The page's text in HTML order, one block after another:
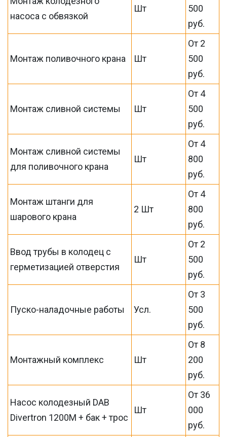
насоса с обвязкой
Шт
500
руб.
Монтаж поливочного крана Шт
От 2
500
руб.
Монтаж сливной системы Шт
От 4
500
руб.
Монтаж сливной системы
для поливочного крана
Шт
От 4
800
руб.
Монтаж штанги для
шарового крана
2 Шт
От 4
800
руб.
Ввод трубы в колодец с
герметизацией отверстия
Шт
От 2
500
руб.
Пуско-наладочные работы Усл.
От 3
500
руб.
Монтажный комплекс Шт
От 8
200
руб.
Насос колодезный DAB
Divertron 1200M + бак + трос
Шт
От 36
000
руб.